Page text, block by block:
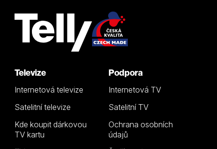
Televize
Internetová televize
Satelitní televize
Kde koupit dárkovou
TV kartu
Podpora
Internetová TV
Satelitní TV
Ochrana osobních
údajů